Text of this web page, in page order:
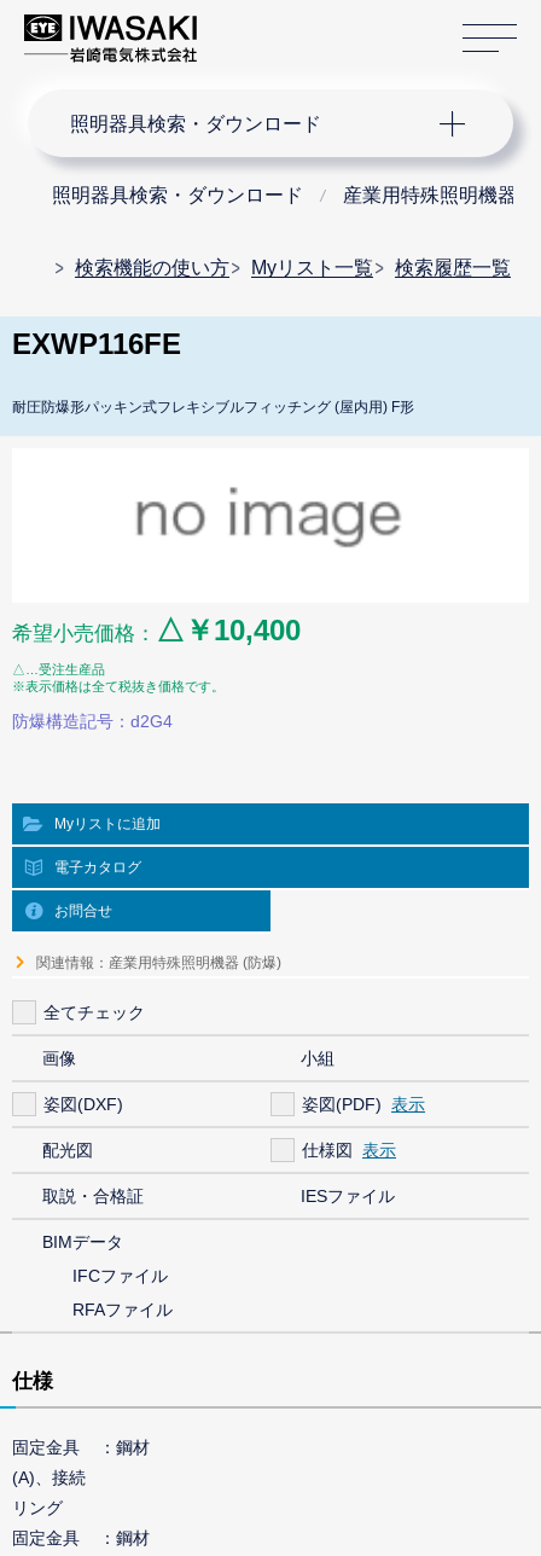
照明器具検索・ダウンロード
照明器具検索・ダウンロード 産業用特殊照明機器
検索機能の使い方 Myリスト一覧 検索履歴一覧
EXWP116FE
耐圧防爆形パッキン式フレキシブルフィッチング (屋内用) F形
希望小売価格： △￥10,400
△…受注生産品
※表示価格は全て税抜き価格です。
防爆構造記号：d2G4
Myリストに追加
電子カタログ
お問合せ
関連情報：産業用特殊照明機器 (防爆)
全てチェック
画像 小組
姿図(DXF) 姿図(PDF)
配光図 仕様図
取説・合格証 IESファイル
BIMデータ
IFCファイル
RFAファイル
仕様
固定金具
(A)、接続
リング
鋼材
固定金具
鋼材